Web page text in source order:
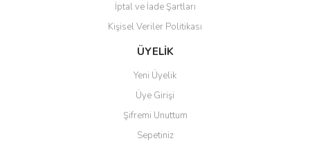
İptal ve İade Şartları
Kişisel Veriler Politikası
ÜYELİK
Yeni Üyelik
Üye Girişi
Şifremi Unuttum
Sepetiniz